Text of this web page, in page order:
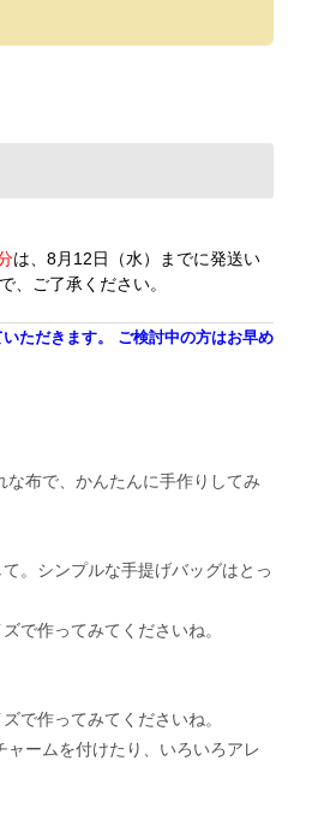
は、8月12日（水）までに発送い
、ご了承ください。
ただきます。 ご検討中の方はお早め
布で、かんたんに手作りしてみ
。シンプルな手提げバッグはとっ
で作ってみてくださいね。
で作ってみてくださいね。
ームを付けたり、いろいろアレ